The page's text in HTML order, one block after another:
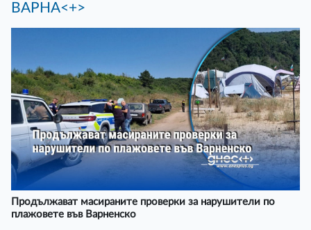
ВАРНА<+>
Продължават масираните проверки за нарушители по
плажовете във Варненско